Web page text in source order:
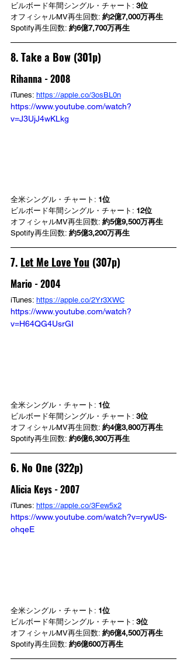
ビルボード年間シングル・チャート: 3位
オフィシャルMV再生回数: 約2億7,000万再生
Spotify再生回数: 約6億7,700万再生
8. Take a Bow (301p)
Rihanna - 2008
iTunes: https://apple.co/3osBL0n
https://www.youtube.com/watch?
v=J3UjJ4wKLkg
全米シングル・チャート: 1位
ビルボード年間シングル・チャート: 12位
オフィシャルMV再生回数: 約5億9,500万再生
Spotify再生回数: 約5億3,200万再生
7. Let Me Love You (307p)
Mario - 2004
iTunes: https://apple.co/2Yr3XWC
https://www.youtube.com/watch?
v=H64QG4UsrGI
全米シングル・チャート: 1位
ビルボード年間シングル・チャート: 3位
オフィシャルMV再生回数: 約4億3,800万再生
Spotify再生回数: 約6億6,300万再生
6. No One (322p)
Alicia Keys - 2007
iTunes: https://apple.co/3Few5x2
https://www.youtube.com/watch?v=rywUS-
ohqeE
全米シングル・チャート: 1位
ビルボード年間シングル・チャート: 3位
オフィシャルMV再生回数: 約6億4,500万再生
Spotify再生回数: 約6億600万再生